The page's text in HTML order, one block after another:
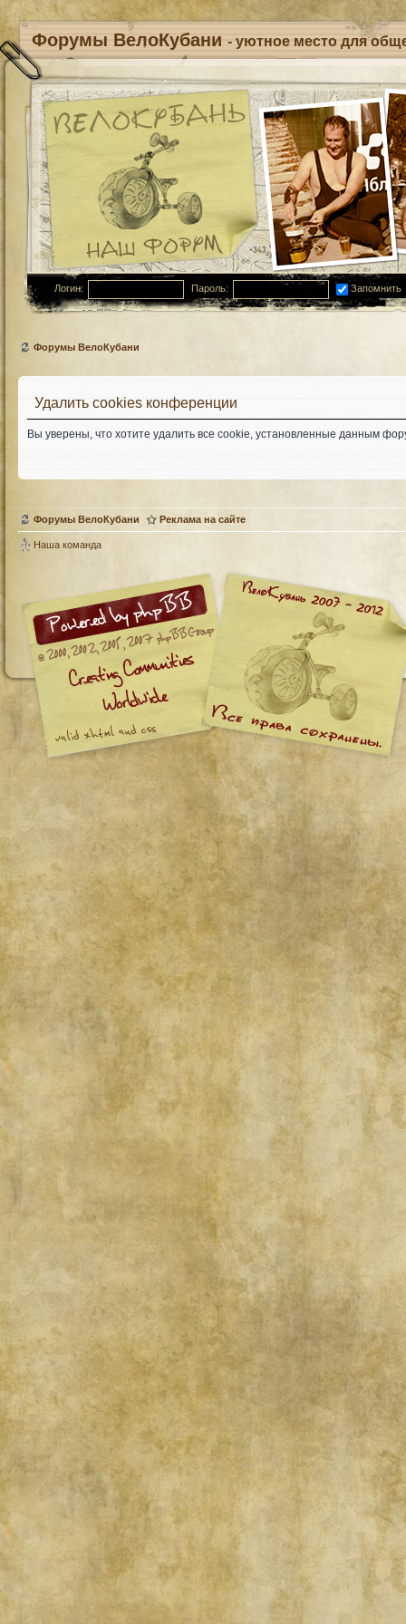
Форумы ВелоКубани - уютное место для
Логин: Пароль: Запомнить
Форумы ВелоКубани
Удалить cookies конференции
Вы уверены, что хотите удалить все cookie, установленные данным
Форумы ВелоКубани Реклама на сайте
Наша команда